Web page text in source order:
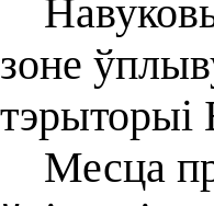
зоне
тэрыторыі
Месца